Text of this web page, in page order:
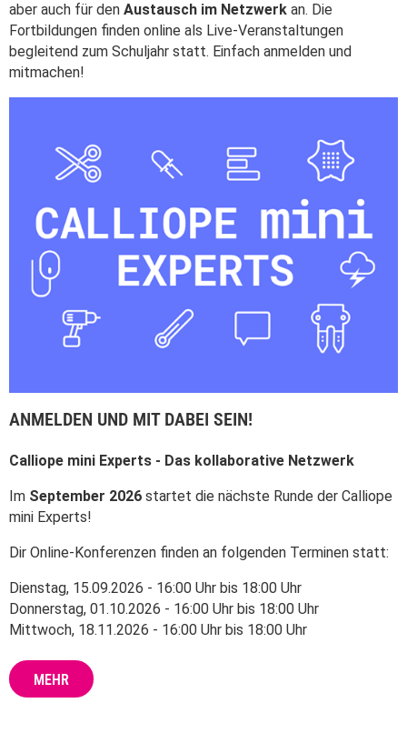
Schulen
Hilfe
aber auch für den Austausch im Netzwerk an. Die
Fortbildungen finden online als Live-Veranstaltungen
begleitend zum Schuljahr statt. Einfach anmelden und
mitmachen!
ANMELDEN UND MIT DABEI SEIN!
Calliope mini Experts - Das kollaborative Netzwerk
Im September 2026 startet die nächste Runde der Calliope
mini Experts!
Dir Online-Konferenzen finden an folgenden Terminen statt:
Dienstag, 15.09.2026 - 16:00 Uhr bis 18:00 Uhr
Donnerstag, 01.10.2026 - 16:00 Uhr bis 18:00 Uhr
Mittwoch, 18.11.2026 - 16:00 Uhr bis 18:00 Uhr
MEHR